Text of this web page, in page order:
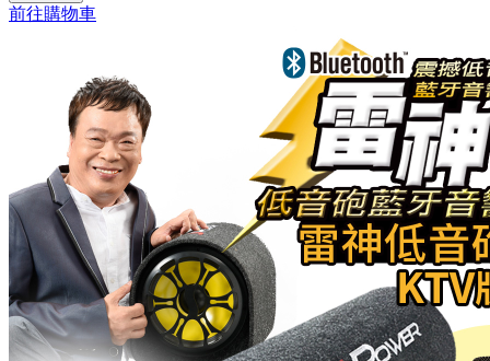
前往購物車